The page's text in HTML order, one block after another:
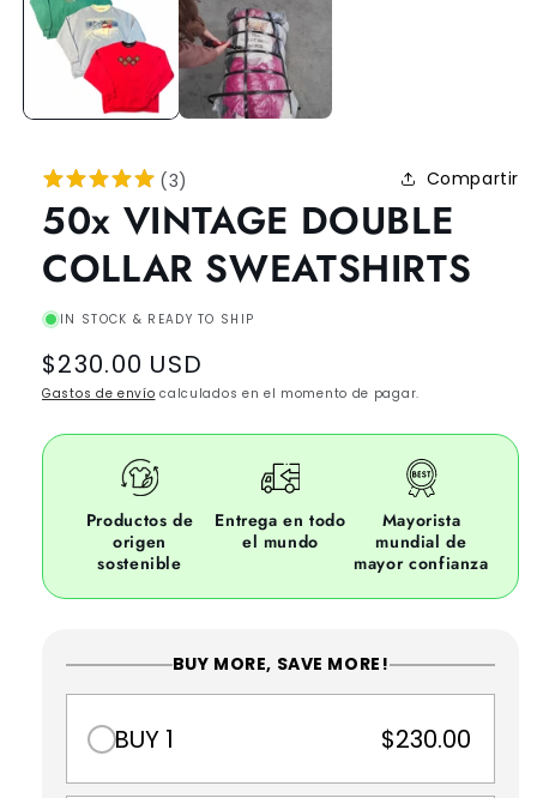
(3) Compartir
50x VINTAGE DOUBLE
COLLAR SWEATSHIRTS
IN STOCK & READY TO SHIP
Regular
price
$230.00 USD
Gastos de envío calculados en el momento de pagar.
Productos de
origen
sostenible
Entrega en todo
el mundo
Mayorista
mundial de
mayor confianza
BUY MORE, SAVE MORE!
BUY 1 $230.00